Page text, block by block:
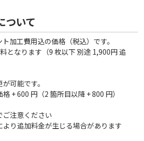
ついて
加工費用込の価格（税込）です。
となります（9 枚以下 別途 1,900円 追
可能です。
+ 600 円（2 箇所目以降 + 800 円）
注意ください
り追加料金が生じる場合があります